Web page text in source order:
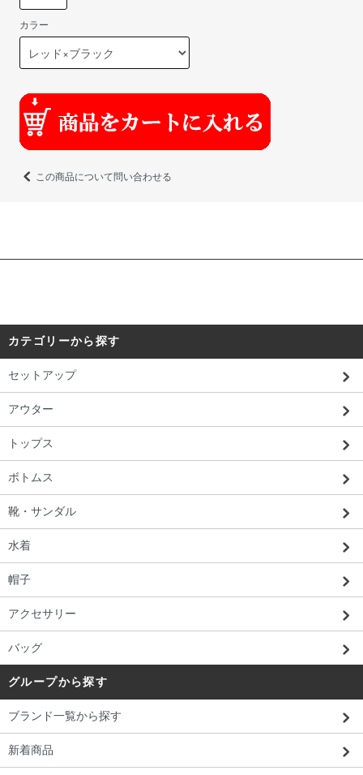
カラー
この商品について問い合わせる
カテゴリーから探す
セットアップ
アウター
トップス
ボトムス
靴・サンダル
水着
帽子
アクセサリー
バッグ
グループから探す
ブランド一覧から探す
新着商品